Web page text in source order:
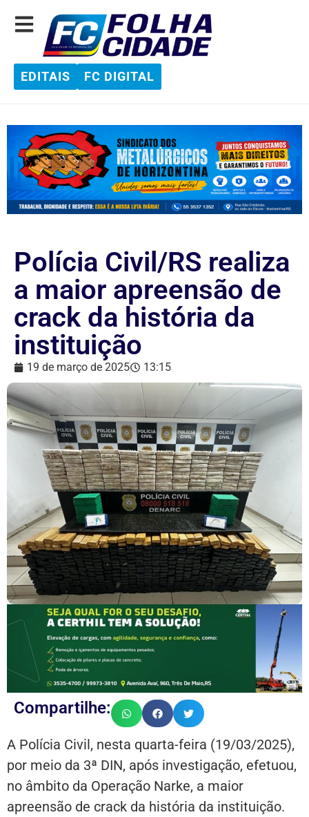
EDITAIS FC DIGITAL
Polícia Civil/RS realiza
a maior apreensão de
crack da história da
instituição
19 de março de 2025 13:15
Compartilhe:
A Polícia Civil, nesta quarta-feira (19/03/2025),
por meio da 3ª DIN, após investigação, efetuou,
no âmbito da Operação Narke, a maior
apreensão de crack da história da instituição.